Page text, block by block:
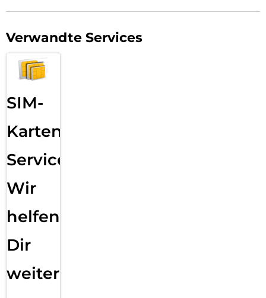
Verwandte Services
SIM-
Karten
Service:
Wir
helfen
Dir
weiter